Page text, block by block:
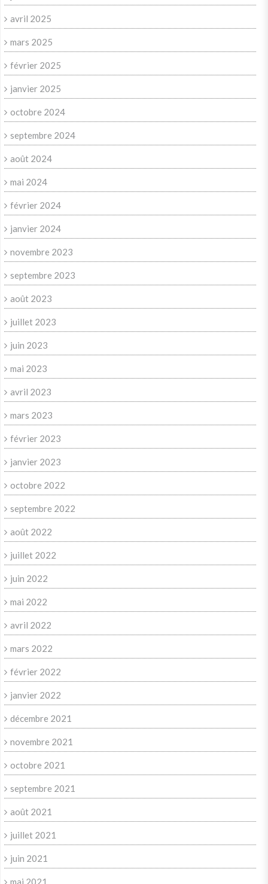
avril 2025
mars 2025
février 2025
janvier 2025
octobre 2024
septembre 2024
août 2024
mai 2024
février 2024
janvier 2024
novembre 2023
septembre 2023
août 2023
juillet 2023
juin 2023
mai 2023
avril 2023
mars 2023
février 2023
janvier 2023
octobre 2022
septembre 2022
août 2022
juillet 2022
juin 2022
mai 2022
avril 2022
mars 2022
février 2022
janvier 2022
décembre 2021
novembre 2021
octobre 2021
septembre 2021
août 2021
juillet 2021
juin 2021
mai 2021